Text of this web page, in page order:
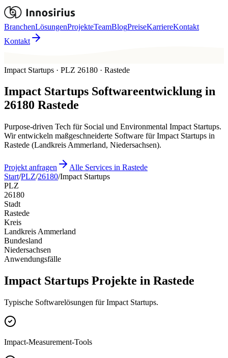
BranchenLösungenProjekteTeamBlogPreiseKarriereKontakt
Kontakt
Impact Startups · PLZ 26180 · Rastede
Impact Startups Softwareentwicklung in
26180 Rastede
Purpose-driven Tech für Social und Environmental Impact Startups.
Wir entwickeln maßgeschneiderte Software für Impact Startups in
Rastede (Landkreis Ammerland, Niedersachsen).
Projekt anfragen
Alle Services in Rastede
Start/PLZ/26180/Impact Startups
PLZ
26180
Stadt
Rastede
Kreis
Landkreis Ammerland
Bundesland
Niedersachsen
Anwendungsfälle
Impact Startups Projekte in Rastede
Typische Softwarelösungen für Impact Startups.
Impact-Measurement-Tools